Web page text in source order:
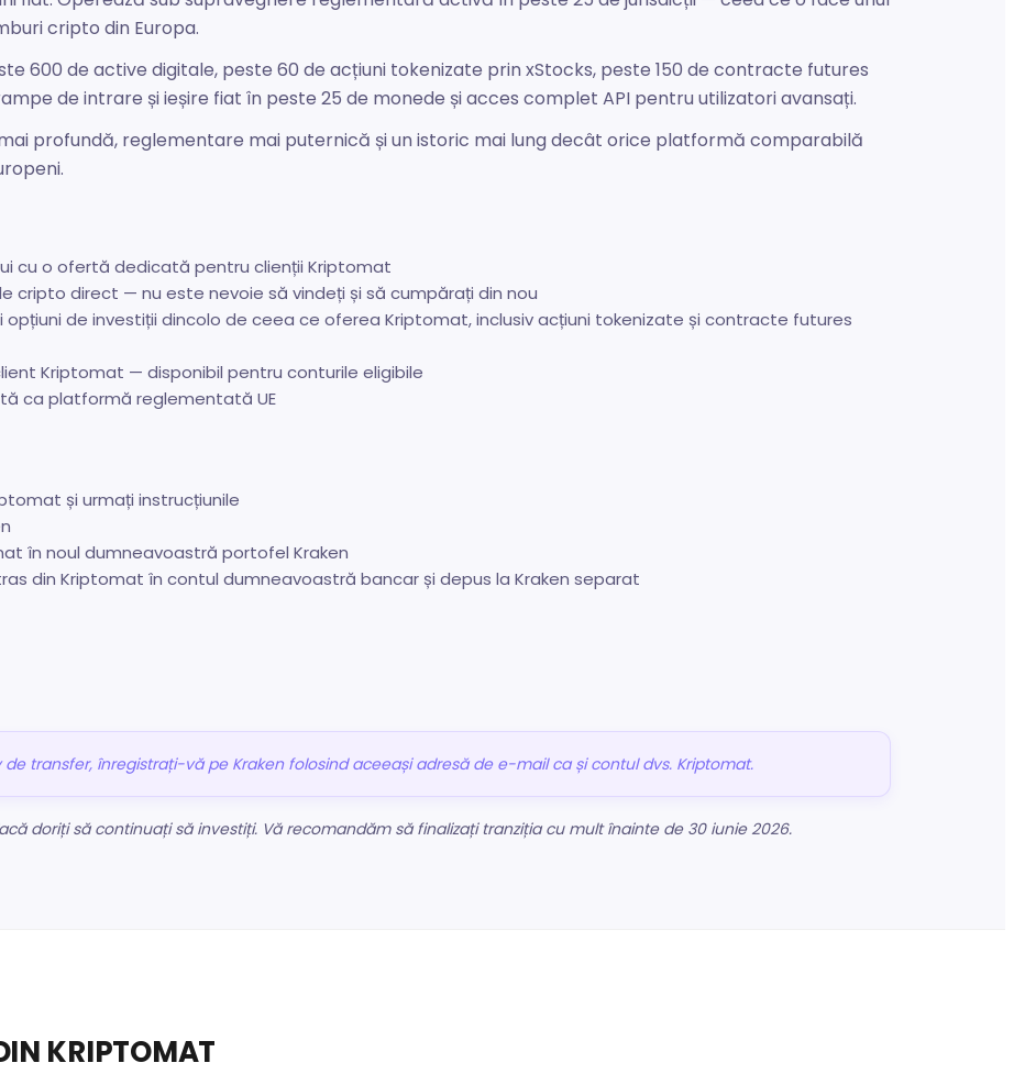
cripto din Europa.
600 de active digitale, peste 60 de acțiuni tokenizate prin xStocks, peste 150 de contracte futures
de intrare și ieșire fiat în peste 25 de monede și acces complet API pentru utilizatori avansați.
profundă, reglementare mai puternică și un istoric mai lung decât orice platformă comparabilă
cu o ofertă dedicată pentru clienții Kriptomat
cripto direct — nu este nevoie să vindeți și să cumpărați din nou
de investiții dincolo de ceea ce oferea Kriptomat, inclusiv acțiuni tokenizate și contracte futures
Kriptomat — disponibil pentru conturile eligibile
ca platformă reglementată UE
și urmați instrucțiunile
în noul dumneavoastră portofel Kraken
din Kriptomat în contul dumneavoastră bancar și depus la Kraken separat
transfer, înregistrați-vă pe Kraken folosind aceeași adresă de e-mail ca și contul dvs. Kriptomat.
doriți să continuați să investiți. Vă recomandăm să finalizați tranziția cu mult înainte de 30 iunie 2026.
KRIPTOMAT